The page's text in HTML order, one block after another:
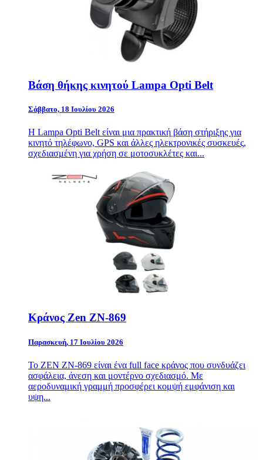
Βάση θήκης κινητού Lampa Opti Belt
Σάββατο, 18 Ιουλίου 2026
Η Lampa Opti Belt είναι μια πρακτική βάση στήριξης για
κινητό τηλέφωνο, GPS και άλλες ηλεκτρονικές συσκευές,
σχεδιασμένη για χρήση σε μοτοσυκλέτες και...
Κράνος Zen ZN-869
Παρασκευή, 17 Ιουλίου 2026
Το ZEN ZN-869 είναι ένα full face κράνος που συνδυάζει
ασφάλεια, άνεση και μοντέρνο σχεδιασμό. Με
αεροδυναμική γραμμή προσφέρει κομψή εμφάνιση και
υψη...